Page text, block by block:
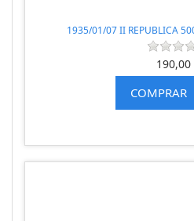
1935/01/07 II REPUBLICA
190,00